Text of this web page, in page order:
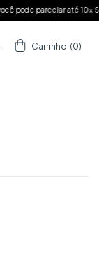
→ 🆓 Frete Grátis SP
Carrinho (0)